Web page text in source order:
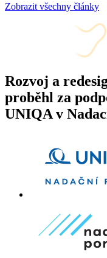
Zobrazit všechny články
Rozvoj a
proběhl za
UNIQA v